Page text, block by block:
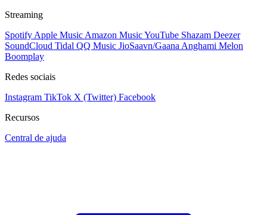
Streaming
Spotify Apple Music Amazon MusicYouTube Shazam Deezer
SoundCloud Tidal QQ Music JioSaavn/Gaana Anghami Melon
Boomplay
Redes sociais
Instagram TikTok X (Twitter) Facebook
Recursos
Central de ajuda